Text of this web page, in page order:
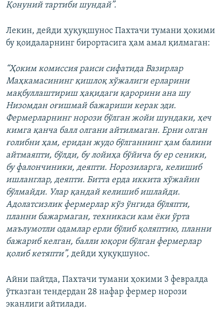
Қонуний тартиби шундай”.
Лекин, дейди ҳуқуқшунос Пахтачи тумани ҳокими
бу қоидаларнинг бирортасига ҳам амал қилмаган:
“Ҳоким комиссия раиси сифатида Вазирлар
Маҳкамасининг қишлоқ хўжалиги ерларини
мақбуллаштириш ҳақидаги қарорини ана шу
Низомдан оғишмай бажариши керак эди.
Фермерларнинг норози бўлган жойи шундаки, ҳеч
кимга қанча балл олгани айтилмаган. Ерни олган
ғолибни ҳам, еридан жудо бўлганнинг ҳам балини
айтмаяпти, бўлди, бу лойиҳа бўйича бу ер сеники,
бу фалончиники, деяпти. Норозиларга, келишиб
ишланглар, деяпти. Битта ерда иккита хўжайин
бўлмайди. Улар қандай келишиб ишлайди.
Адолатсизлик фермерлар кўз ўнгида бўляпти,
планни бажармаган, техникаси кам ёки ўрта
маълумотли одамлар ерли бўлиб қоляптию, планни
бажариб келган, балли юқори бўлган фермерлар
қолиб кетяпти”, дейди ҳуқуқшунос.
Айни пайтда, Пахтачи тумани ҳокими 3 февралда
ўтказган тендердан 28 нафар фермер норози
эканлиги айтилади.